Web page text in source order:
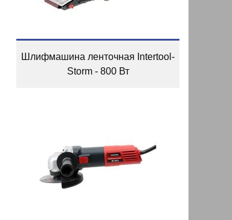
Шлифмашина ленточная Intertool-
Storm - 800 Вт